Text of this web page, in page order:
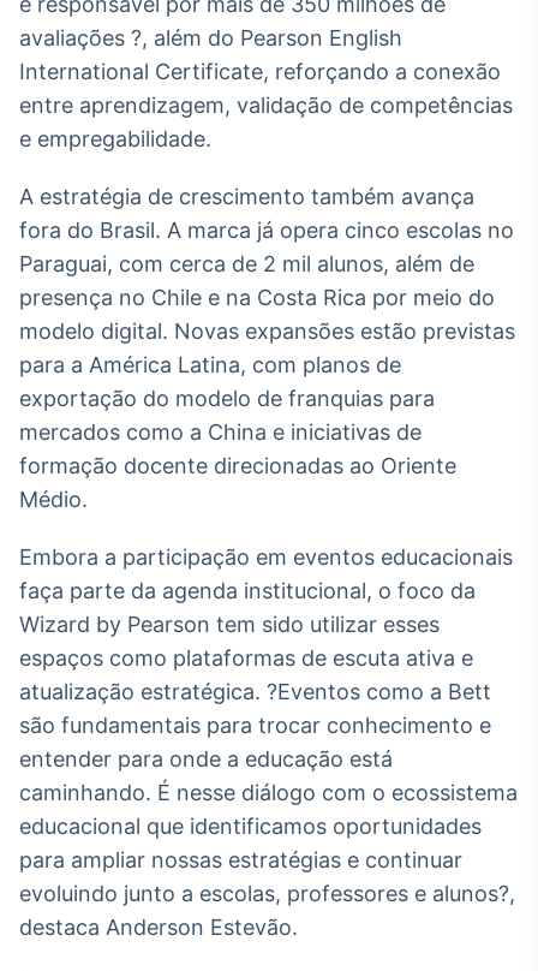
avaliações ?, além do Pearson English
International Certificate, reforçando a conexão
entre aprendizagem, validação de competências
e empregabilidade.
A estratégia de crescimento também avança
fora do Brasil. A marca já opera cinco escolas no
Paraguai, com cerca de 2 mil alunos, além de
presença no Chile e na Costa Rica por meio do
modelo digital. Novas expansões estão previstas
para a América Latina, com planos de
exportação do modelo de franquias para
mercados como a China e iniciativas de
formação docente direcionadas ao Oriente
Médio.
Embora a participação em eventos educacionais
faça parte da agenda institucional, o foco da
Wizard by Pearson tem sido utilizar esses
espaços como plataformas de escuta ativa e
atualização estratégica. ?Eventos como a Bett
são fundamentais para trocar conhecimento e
entender para onde a educação está
caminhando. É nesse diálogo com o ecossistema
educacional que identificamos oportunidades
para ampliar nossas estratégias e continuar
evoluindo junto a escolas, professores e alunos?,
destaca Anderson Estevão.